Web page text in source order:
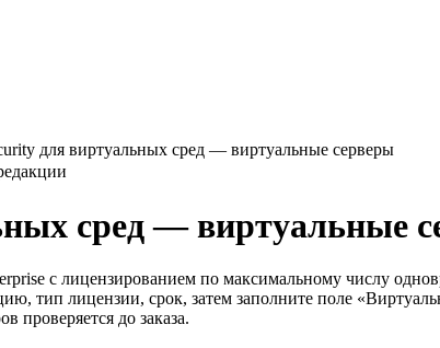
для виртуальных сред — виртуальные серверы
сред — виртуальные
с лицензированием по максимальному числу
тип лицензии, срок, затем заполните поле
проверяется до заказа.